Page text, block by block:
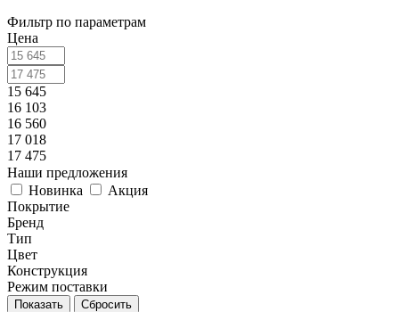
Фильтр по параметрам
Цена
15 645
16 103
16 560
17 018
17 475
Наши предложения
Новинка
Акция
Покрытие
Бренд
Тип
Цвет
Конструкция
Режим поставки
Сбросить